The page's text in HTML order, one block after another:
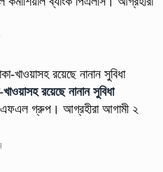
রয়েছে নানান সুবিধা
গ্রুপ। আগ্রহীরা আগামী ২